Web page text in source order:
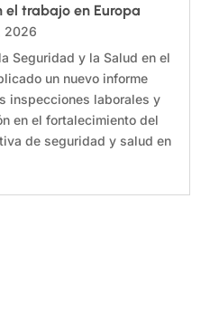
el trabajo en Europa
2026
Seguridad y la Salud en el
un nuevo informe
inspecciones laborales y
en el fortalecimiento del
de seguridad y salud en